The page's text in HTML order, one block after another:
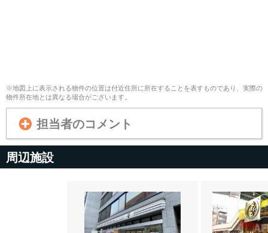
※地図上に表示される物件の位置は付近住所に所在することを表すものであり、実際の
物件所在地とは異なる場合がございます。
担当者のコメント
周辺施設